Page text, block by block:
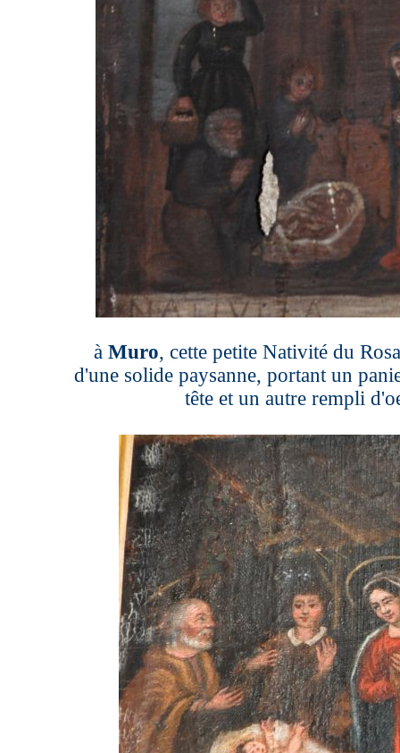
à Muro, cette petite Nativité du
d'une solide paysanne, portant un
tête et un autre rempli